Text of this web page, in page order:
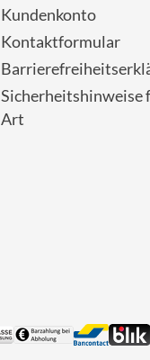
Kundenkonto
Kontaktformular
Sicherheitshinweise
Art